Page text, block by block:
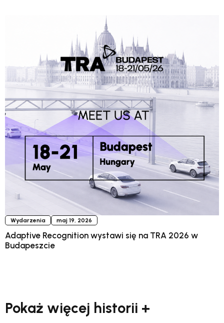
Wydarzenia maj 19, 2026
Adaptive Recognition wystawi się na TRA 2026 w
Budapeszcie
Pokaż więcej historii +